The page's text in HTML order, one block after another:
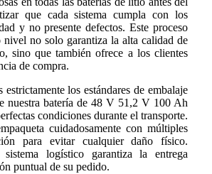
que cada sistema cumpla con los
y no presente defectos. Este proceso
nivel no solo garantiza la alta calidad de
sino que también ofrece a los clientes
de compra.
estrictamente los estándares de embalaje
nuestra batería de 48 V 51,2 V 100 Ah
condiciones durante el transporte.
cuidadosamente con múltiples
para evitar cualquier daño físico.
sistema logístico garantiza la entrega
puntual de su pedido.